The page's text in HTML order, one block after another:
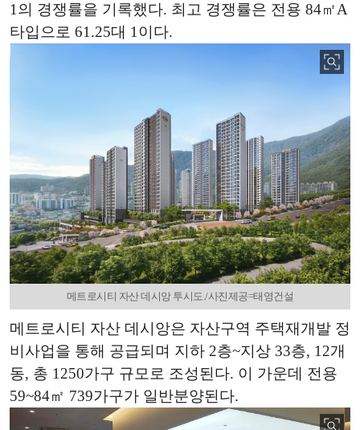
1의 경쟁률을 기록했다. 최고 경쟁률은 전용 84㎡A
타입으로 61.25대 1이다.
메트로시티 자산 데시앙 투시도./사진제공=태영건설
메트로시티 자산 데시앙은 자산구역 주택재개발 정
비사업을 통해 공급되며 지하 2층~지상 33층, 12개
동, 총 1250가구 규모로 조성된다. 이 가운데 전용
59~84㎡ 739가구가 일반분양된다.